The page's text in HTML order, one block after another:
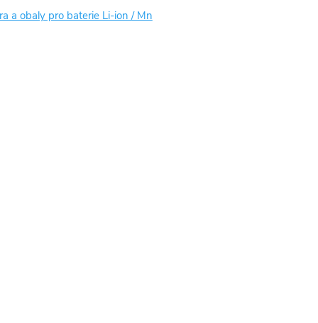
a obaly pro baterie Li-ion / Mn